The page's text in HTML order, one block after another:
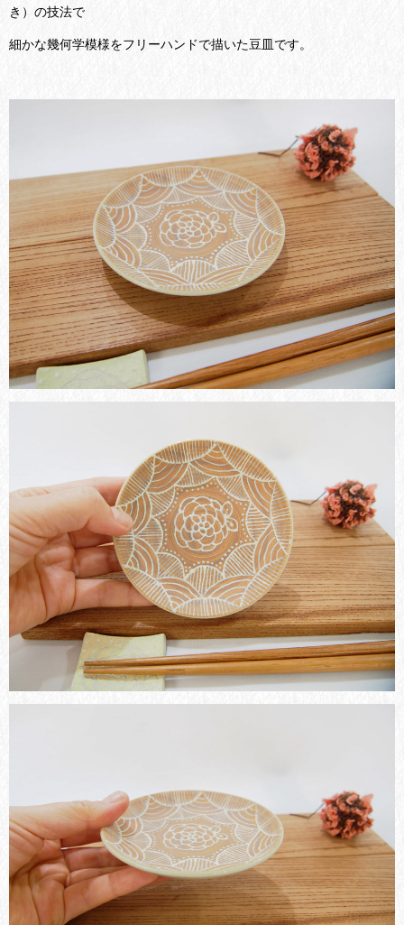
き）の技法で
細かな幾何学模様をフリーハンドで描いた豆皿です。